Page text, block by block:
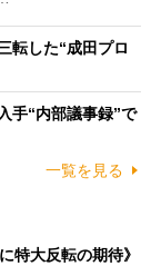
転した“成田プロ
手“内部議事録”で
一覧を見る
特大反転の期待》